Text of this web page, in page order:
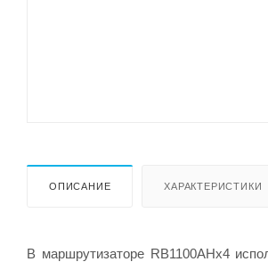
ОПИСАНИЕ ХАРАКТЕРИСТИКИ
В маршрутизаторе RB1100AHx4